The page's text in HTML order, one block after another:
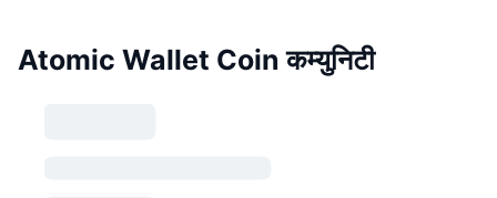
Atomic Wallet Coin कम्युनिटी